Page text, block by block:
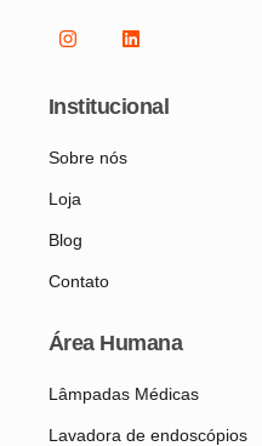
Institucional
Sobre nós
Loja
Blog
Contato
Área Humana
Lâmpadas Médicas
Lavadora de endoscópios